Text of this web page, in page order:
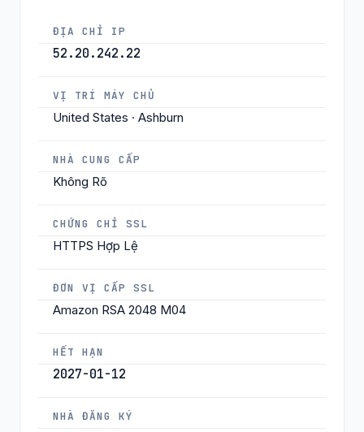
ĐỊA CHỈ IP
52.20.242.22
VỊ TRÍ MÁY CHỦ
United States · Ashburn
NHÀ CUNG CẤP
Không Rõ
CHỨNG CHỈ SSL
HTTPS Hợp Lệ
ĐƠN VỊ CẤP SSL
Amazon RSA 2048 M04
HẾT HẠN
2027-01-12
NHÀ ĐĂNG KÝ